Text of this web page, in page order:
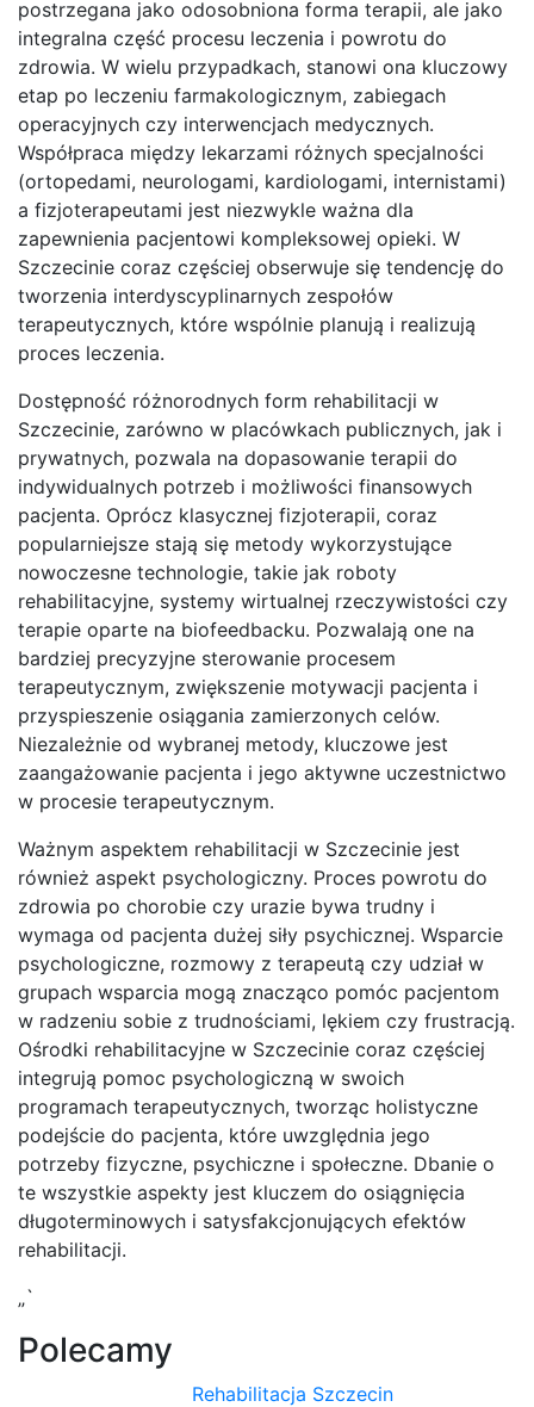
postrzegana jako odosobniona forma terapii, ale jako
integralna część procesu leczenia i powrotu do
zdrowia. W wielu przypadkach, stanowi ona kluczowy
etap po leczeniu farmakologicznym, zabiegach
operacyjnych czy interwencjach medycznych.
Współpraca między lekarzami różnych specjalności
(ortopedami, neurologami, kardiologami, internistami)
a fizjoterapeutami jest niezwykle ważna dla
zapewnienia pacjentowi kompleksowej opieki. W
Szczecinie coraz częściej obserwuje się tendencję do
tworzenia interdyscyplinarnych zespołów
terapeutycznych, które wspólnie planują i realizują
proces leczenia.
Dostępność różnorodnych form rehabilitacji w
Szczecinie, zarówno w placówkach publicznych, jak i
prywatnych, pozwala na dopasowanie terapii do
indywidualnych potrzeb i możliwości finansowych
pacjenta. Oprócz klasycznej fizjoterapii, coraz
popularniejsze stają się metody wykorzystujące
nowoczesne technologie, takie jak roboty
rehabilitacyjne, systemy wirtualnej rzeczywistości czy
terapie oparte na biofeedbacku. Pozwalają one na
bardziej precyzyjne sterowanie procesem
terapeutycznym, zwiększenie motywacji pacjenta i
przyspieszenie osiągania zamierzonych celów.
Niezależnie od wybranej metody, kluczowe jest
zaangażowanie pacjenta i jego aktywne uczestnictwo
w procesie terapeutycznym.
Ważnym aspektem rehabilitacji w Szczecinie jest
również aspekt psychologiczny. Proces powrotu do
zdrowia po chorobie czy urazie bywa trudny i
wymaga od pacjenta dużej siły psychicznej. Wsparcie
psychologiczne, rozmowy z terapeutą czy udział w
grupach wsparcia mogą znacząco pomóc pacjentom
w radzeniu sobie z trudnościami, lękiem czy frustracją.
Ośrodki rehabilitacyjne w Szczecinie coraz częściej
integrują pomoc psychologiczną w swoich
programach terapeutycznych, tworząc holistyczne
podejście do pacjenta, które uwzględnia jego
potrzeby fizyczne, psychiczne i społeczne. Dbanie o
te wszystkie aspekty jest kluczem do osiągnięcia
długoterminowych i satysfakcjonujących efektów
rehabilitacji.
„`
Polecamy
Rehabilitacja Szczecin